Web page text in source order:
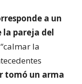
a un
la pareja del
la
tomó un arma